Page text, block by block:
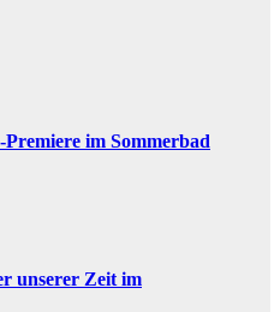
Premiere im Sommerbad
unserer Zeit im